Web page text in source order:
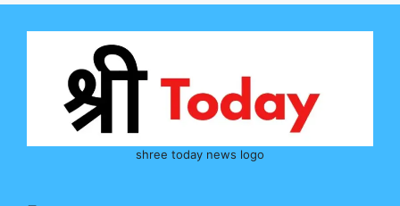
shree today news logo